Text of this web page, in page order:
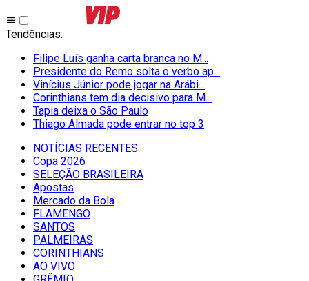
Tendências:
Filipe Luís ganha carta branca no M...
Presidente do Remo solta o verbo ap...
Vinícius Júnior pode jogar na Arábi...
Corinthians tem dia decisivo para M...
Tapia deixa o São Paulo
Thiago Almada pode entrar no top 3
NOTÍCIAS RECENTES
Copa 2026
SELEÇÃO BRASILEIRA
Apostas
Mercado da Bola
FLAMENGO
SANTOS
PALMEIRAS
CORINTHIANS
AO VIVO